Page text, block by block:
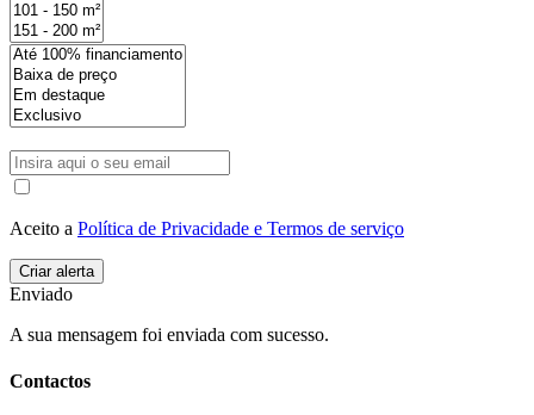
Aceito a Política de Privacidade e Termos de serviço
Enviado
A sua mensagem foi enviada com sucesso.
Contactos